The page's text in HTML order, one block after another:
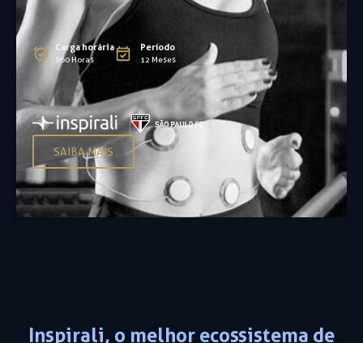
Carga horária
960 Horas
Período
12 Meses
SAIBA MAIS
Inspirali, o melhor ecossistema de